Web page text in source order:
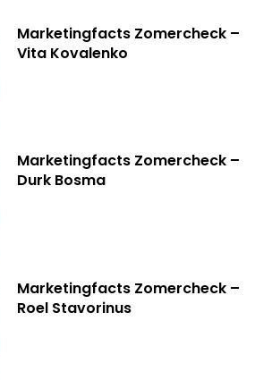
Marketingfacts Zomercheck –
Vita Kovalenko
Marketingfacts Zomercheck –
Durk Bosma
Marketingfacts Zomercheck –
Roel Stavorinus